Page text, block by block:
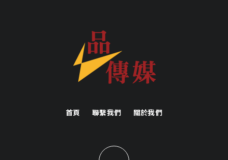
首頁 聯繫我們 關於我們